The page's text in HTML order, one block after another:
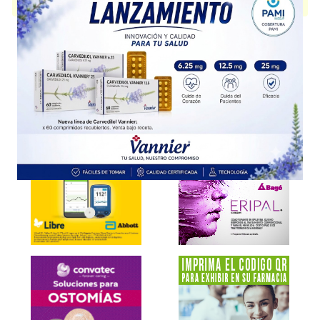
presentación disponible.
Explorar más
Otros productos conproducto cosmético
Otros productos deIsdin